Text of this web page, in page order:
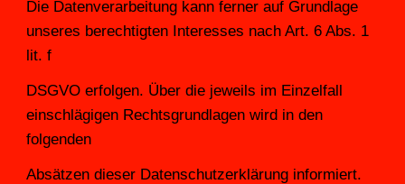
Die Datenverarbeitung kann ferner auf Grundlage
unseres berechtigten Interesses nach Art. 6 Abs. 1
lit. f
DSGVO erfolgen. Über die jeweils im Einzelfall
einschlägigen Rechtsgrundlagen wird in den
folgenden
Absätzen dieser Datenschutzerklärung informiert.